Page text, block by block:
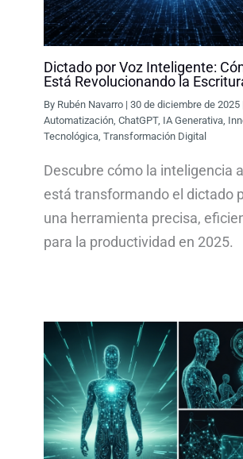
Dictado por Voz Inteligente:
Está Revolucionando la
By Rubén Navarro |30 de diciembre de 2025
Automatización,ChatGPT, IA Generativa,
Tecnológica,Transformación Digital
Descubre cómo la inteligencia
está transformando el dictado
una herramienta precisa,
para la productividad en 2025.